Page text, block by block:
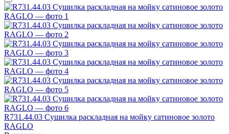
R731.44.03 Сушилка раскладная на мойку сатиновое золото
RAGLO